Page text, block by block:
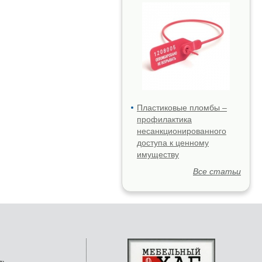
Пластиковые пломбы –
профилактика
несанкционированного
доступа к ценному
имуществу
Все статьи